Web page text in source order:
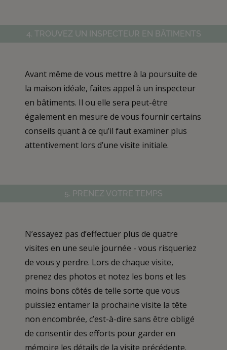
4. TROUVEZ UN INSPECTEUR EN BÂTIMENTS
Avant même de vous mettre à la poursuite de
la maison idéale, faites appel à un inspecteur
en bâtiments. Il ou elle sera peut-être
également en mesure de vous fournir certains
conseils quant à ce qu’il faut examiner plus
attentivement lors d’une visite initiale.
5. PRENEZ VOTRE TEMPS
N’essayez pas d’effectuer plus de quatre
visites en une seule journée - vous risqueriez
de vous y perdre. Lors de chaque visite,
prenez des photos et notez les bons et les
moins bons côtés de telle sorte que vous
puissiez entamer la prochaine visite la tête
non encombrée, c’est-à-dire sans être obligé
de consentir des efforts pour garder en
mémoire les détails de la visite précédente.